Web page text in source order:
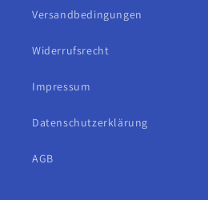
Versandbedingungen
Widerrufsrecht
Impressum
Datenschutzerklärung
AGB